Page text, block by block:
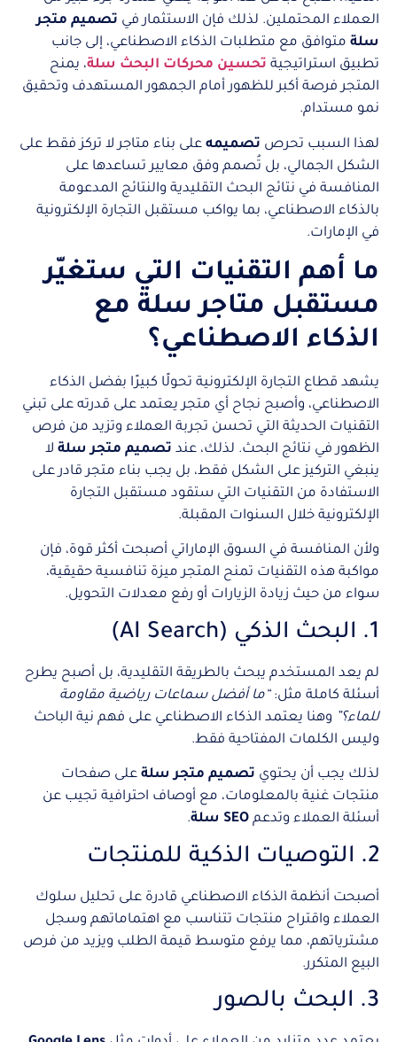
العملاء المحتملين. لذلك فإن الاستثمار في تصميم متجر
سلة متوافق مع متطلبات الذكاء الاصطناعي، إلى جانب
تطبيق استراتيجية تحسين محركات البحث سلة، يمنح
المتجر فرصة أكبر للظهور أمام الجمهور المستهدف وتحقيق
نمو مستدام.
لهذا السبب تحرص تصميمه على بناء متاجر لا تركز فقط على
الشكل الجمالي، بل تُصمم وفق معايير تساعدها على
المنافسة في نتائج البحث التقليدية والنتائج المدعومة
بالذكاء الاصطناعي، بما يواكب مستقبل التجارة الإلكترونية
في الإمارات.
ما أهم التقنيات التي ستغيّر
مستقبل متاجر سلة مع
الذكاء الاصطناعي؟
يشهد قطاع التجارة الإلكترونية تحولًا كبيرًا بفضل الذكاء
الاصطناعي، وأصبح نجاح أي متجر يعتمد على قدرته على تبني
التقنيات الحديثة التي تحسن تجربة العملاء وتزيد من فرص
الظهور في نتائج البحث. لذلك، عند تصميم متجر سلة لا
ينبغي التركيز على الشكل فقط، بل يجب بناء متجر قادر على
الاستفادة من التقنيات التي ستقود مستقبل التجارة
الإلكترونية خلال السنوات المقبلة.
ولأن المنافسة في السوق الإماراتي أصبحت أكثر قوة، فإن
مواكبة هذه التقنيات تمنح المتجر ميزة تنافسية حقيقية،
سواء من حيث زيادة الزيارات أو رفع معدلات التحويل.
1. البحث الذكي (AI Search)
لم يعد المستخدم يبحث بالطريقة التقليدية، بل أصبح يطرح
أسئلة كاملة مثل:“ما أفضل سماعات رياضية مقاومة
للماء؟” وهنا يعتمد الذكاء الاصطناعي على فهم نية الباحث
وليس الكلمات المفتاحية فقط.
لذلك يجب أن يحتوي تصميم متجر سلة على صفحات
منتجات غنية بالمعلومات، مع أوصاف احترافية تجيب عن
أسئلة العملاء وتدعم SEO سلة .
2. التوصيات الذكية للمنتجات
أصبحت أنظمة الذكاء الاصطناعي قادرة على تحليل سلوك
العملاء واقتراح منتجات تتناسب مع اهتماماتهم وسجل
مشترياتهم، مما يرفع متوسط قيمة الطلب ويزيد من فرص
البيع المتكرر.
3. البحث بالصور